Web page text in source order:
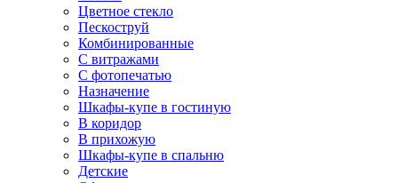
Цветное стекло
Пескоструй
Комбинированные
С витражами
С фотопечатью
Назначение
Шкафы-купе в гостиную
В коридор
В прихожую
Шкафы-купе в спальню
Детские